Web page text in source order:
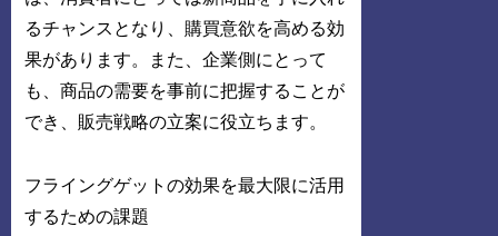
るチャンスとなり、購買意欲を高める効
果があります。また、企業側にとって
も、商品の需要を事前に把握することが
でき、販売戦略の立案に役立ちます。
フライングゲットの効果を最大限に活用
するための課題